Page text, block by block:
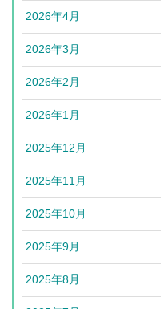
2026年4月
2026年3月
2026年2月
2026年1月
2025年12月
2025年11月
2025年10月
2025年9月
2025年8月